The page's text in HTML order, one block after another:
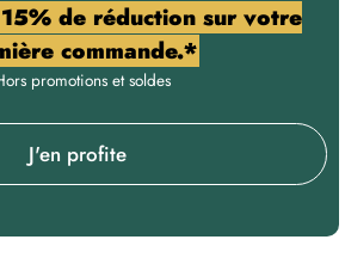
15% de réduction sur votre
commande.*
promotions et soldes
J'en profite